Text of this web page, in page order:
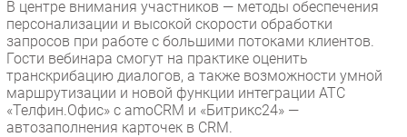
В центре внимания участников — методы обеспечения
персонализации и высокой скорости обработки
запросов при работе с большими потоками клиентов.
Гости вебинара смогут на практике оценить
транскрибацию диалогов, а также возможности умной
маршрутизации и новой функции интеграции АТС
«Телфин.Офис» с amoCRM и «Битрикс24» —
автозаполнения карточек в CRM.